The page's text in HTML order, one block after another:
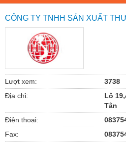
CÔNG TY TNHH SẢN XUẤT
Lượt xem:
3738
Địa chỉ:
Lô
Tân
Điện thoại:
Fax: